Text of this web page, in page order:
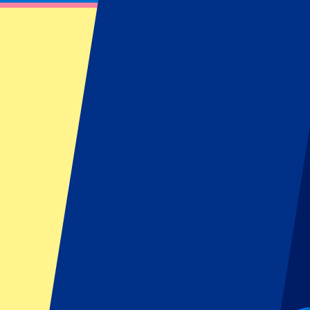
Billets du Club Brugge - Authorized
Renseignez-vous sur nos billets pour Club Brugge ou sur nos
Club Brugge vs KV Kortrijk
7 août 2026, 20:45
Plus de détails
Les billets sont épuisés...
Prévenez-moi